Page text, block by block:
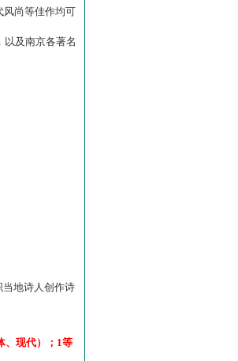
风尚等佳作均可
及南京各著名
地诗人创作诗
、现代）；1等